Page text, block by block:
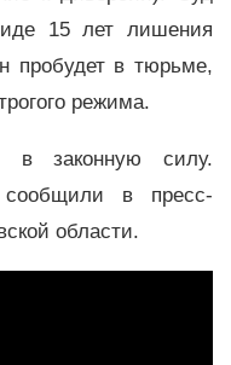
15 лет лишения
пробудет в тюрьме,
режима.
в законную силу.
сообщили в пресс-
области.